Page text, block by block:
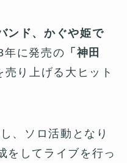
ンド、かぐや姫で
年に発売の 「神田
り上げる大ヒット
、ソロ活動となり
をしてライブを行っ